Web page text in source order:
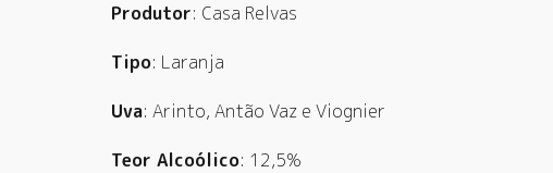
Produtor: Casa Relvas
Tipo: Laranja
Uva: Arinto, Antão Vaz e Viognier
Teor Alcoólico: 12,5%